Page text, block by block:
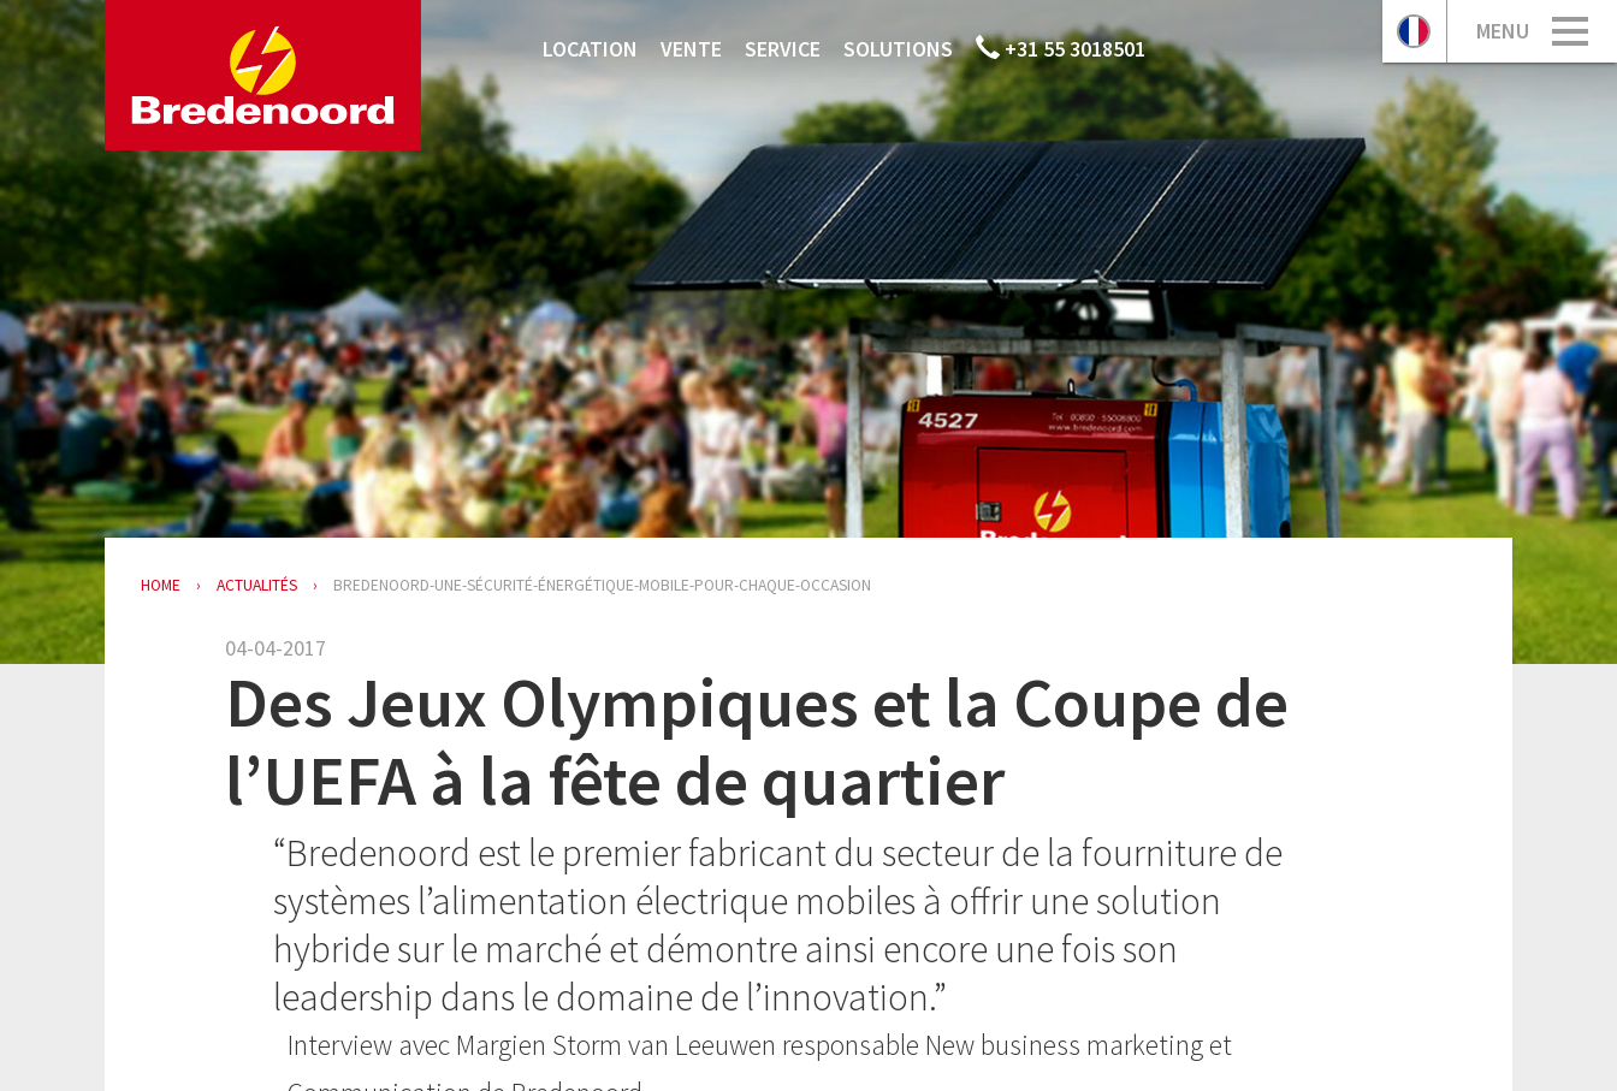
MENU
LOCATION VENTE SERVICE SOLUTIONS +31 55 3018501
HOME ACTUALITÉS BREDENOORD-UNE-SÉCURITÉ-ÉNERGÉTIQUE-MOBILE-POUR-CHAQUE-OCCASION
04-04-2017
Des Jeux Olympiques et la Coupe de
l’UEFA à la fête de quartier
Bredenoord est le premier fabricant du secteur de la fourniture de
systèmes l’alimentation électrique mobiles à offrir une solution
hybride sur le marché et démontre ainsi encore une fois son
leadership dans le domaine de l’innovation.
Interview avec Margien Storm van Leeuwen responsable New business marketing et